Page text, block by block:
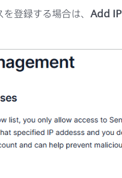
登録する場合は、 Add